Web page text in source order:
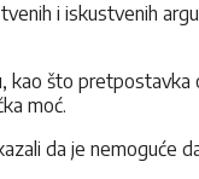
i iskustvenih
što
moć.
da je nemoguće